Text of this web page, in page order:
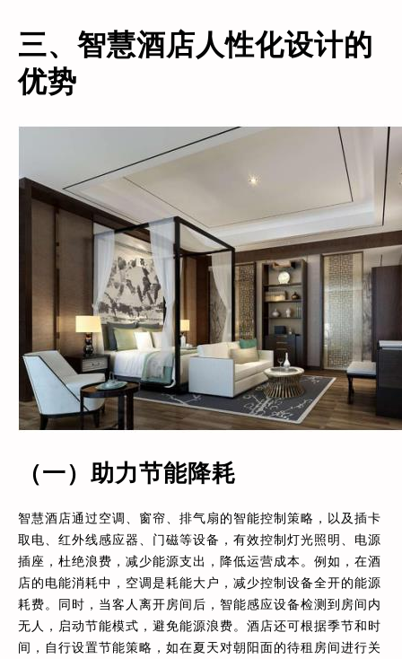
三、智慧酒店人性化设计的
优势
（一）助力节能降耗
智慧酒店通过空调、窗帘、排气扇的智能控制策略，以及插卡
取电、红外线感应器、门磁等设备，有效控制灯光照明、电源
插座，杜绝浪费，减少能源支出，降低运营成本。例如，在酒
店的电能消耗中，空调是耗能大户，减少控制设备全开的能源
耗费。同时，当客人离开房间后，智能感应设备检测到房间内
无人，启动节能模式，避免能源浪费。酒店还可根据季节和时
间，自行设置节能策略，如在夏天对朝阳面的待租房间进行关